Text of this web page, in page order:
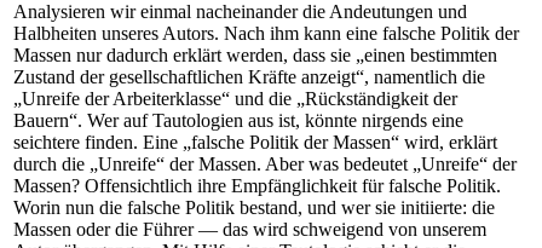
Analysieren wir einmal nacheinander die Andeutungen und
Halbheiten unseres Autors. Nach ihm kann eine falsche Politik der
Massen nur dadurch erklärt werden, dass sie „einen bestimmten
Zustand der gesellschaftlichen Kräfte anzeigt“, namentlich die
„Unreife der Arbeiterklasse“ und die „Rückständigkeit der
Bauern“. Wer auf Tautologien aus ist, könnte nirgends eine
seichtere finden. Eine „falsche Politik der Massen“ wird, erklärt
durch die „Unreife“ der Massen. Aber was bedeutet „Unreife“ der
Massen? Offensichtlich ihre Empfänglichkeit für falsche Politik.
Worin nun die falsche Politik bestand, und wer sie initiierte: die
Massen oder die Führer — das wird schweigend von unserem